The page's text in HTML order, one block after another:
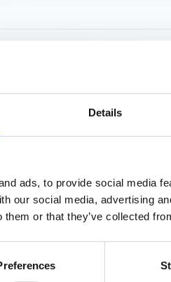
Details
ads, to provide social media
our social media, advertising
them or that they’ve collected
La Fraglia è
autostrada. Scegli